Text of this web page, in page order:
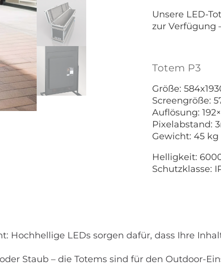
Unsere LED-
zur Verfügung
Totem P3
Größe:
Screengröße:
Auflösung:
Pixelabstand:
Gewicht: 45 kg
Helligkeit:
Schutzklasse:
Hochhellige LEDs sorgen dafür, dass Ihre
Staub – die Totems sind für den Outdoor-